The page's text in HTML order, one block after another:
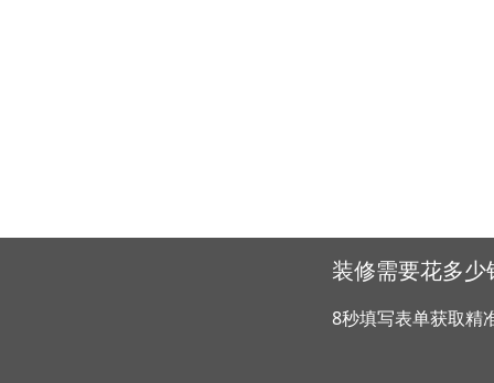
装修需要花多少
8秒填写表单获取精